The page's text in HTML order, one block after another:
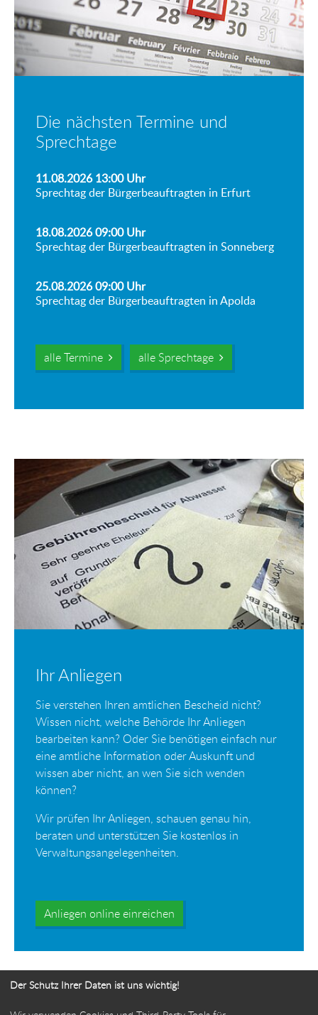
Die nächsten Termine und
Sprechtage
11.08.2026 13:00Uhr
Sprechtag der Bürgerbeauftragten in Erfurt
18.08.2026 09:00Uhr
Sprechtag der Bürgerbeauftragten in Sonneberg
25.08.2026 09:00Uhr
Sprechtag der Bürgerbeauftragten in Apolda
alle Termine alle Sprechtage
Ihr Anliegen
Sie verstehen Ihren amtlichen Bescheid nicht?
Wissen nicht, welche Behörde Ihr Anliegen
bearbeiten kann? Oder Sie benötigen einfach nur
eine amtliche Information oder Auskunft und
wissen aber nicht, an wen Sie sich wenden
können?
Wir prüfen Ihr Anliegen, schauen genau hin,
beraten und unterstützen Sie kostenlos in
Verwaltungsangelegenheiten.
Anliegen online einreichen
Der Schutz Ihrer Daten ist uns wichtig!